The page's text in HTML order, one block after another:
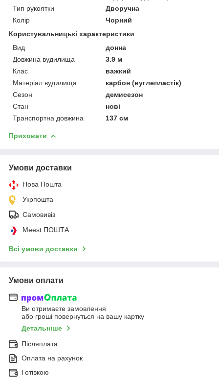
Тип рукоятки
Дворучна
Колір
Чорний
Користувальницькі характеристики
Вид
донна
Довжина вудилища
3.9 м
Клас
важкий
Матеріал вудилища
карбон (вуглепластік)
Сезон
демисезон
Стан
нові
Транспортна довжина
137 см
Приховати
Умови доставки
Нова Пошта
Укрпошта
Самовивіз
Meest ПОШТА
Всі умови доставки
Умови оплати
Ви отримаєте замовлення
або гроші повернуться на вашу картку
Детальніше
Післяплата
Оплата на рахунок
Готівкою